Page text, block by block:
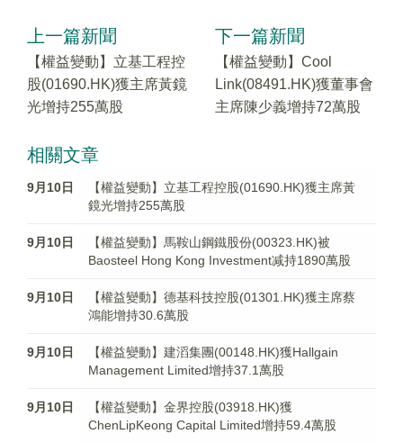
上一篇新聞
【權益變動】立基工程控
股(01690.HK)獲主席黃鏡
光增持255萬股
下一篇新聞
【權益變動】Cool
Link(08491.HK)獲董事會
主席陳少義增持72萬股
相關文章
9月10日
【權益變動】立基工程控股(01690.HK)獲主席黃
鏡光增持255萬股
9月10日
【權益變動】馬鞍山鋼鐵股份(00323.HK)被
Baosteel Hong Kong Investment减持1890萬股
9月10日
【權益變動】德基科技控股(01301.HK)獲主席蔡
鴻能增持30.6萬股
9月10日
【權益變動】建滔集團(00148.HK)獲Hallgain
Management Limited增持37.1萬股
9月10日
【權益變動】金界控股(03918.HK)獲
ChenLipKeong Capital Limited增持59.4萬股